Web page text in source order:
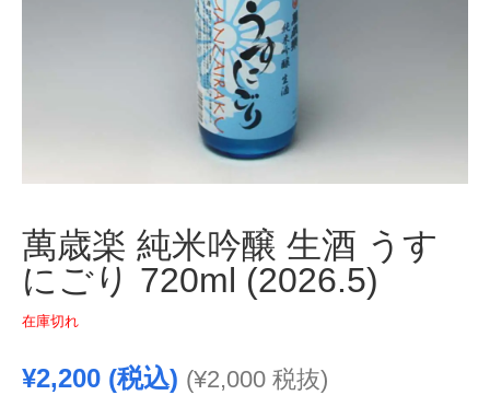
萬歳楽 純米吟醸 生酒 うす
にごり 720ml (2026.5)
在庫切れ
¥2,200 (税込) (¥2,000 税抜)